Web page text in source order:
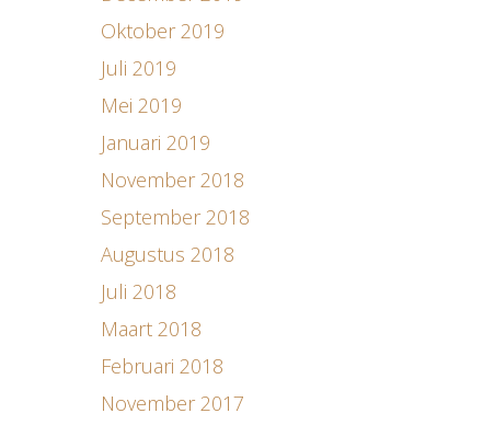
Oktober 2019
Juli 2019
Mei 2019
Januari 2019
November 2018
September 2018
Augustus 2018
Juli 2018
Maart 2018
Februari 2018
November 2017